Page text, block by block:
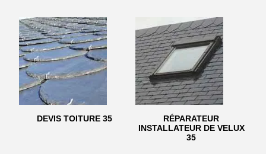
DEVIS TOITURE 35
RÉPARATEUR
INSTALLATEUR DE VELUX
35